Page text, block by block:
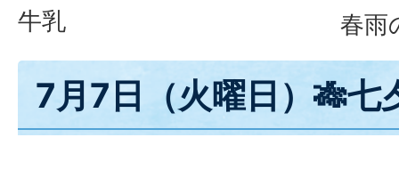
牛乳
春雨
7月7日（火曜日）🎋七